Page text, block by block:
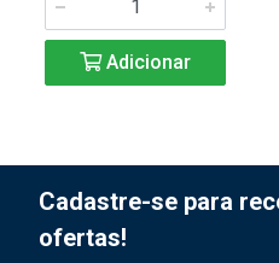
Adicionar
Cadastre-se para
ofertas!